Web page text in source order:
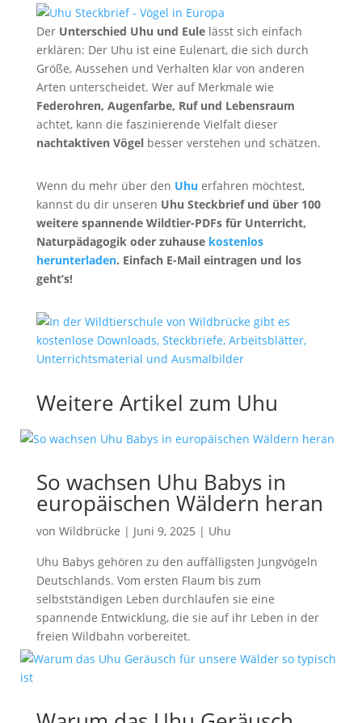
Der Unterschied Uhu und Eulelässt sich einfach
erklären: Der Uhu ist eine Eulenart, die sich durch
Größe, Aussehen und Verhalten klar von anderen
Arten unterscheidet. Wer auf Merkmale wie
Federohren, Augenfarbe, Ruf und Lebensraum
achtet, kann die faszinierende Vielfalt dieser
nachtaktiven Vögelbesser verstehen und schätzen.
Wenn du mehr über den Uhu erfahren möchtest,
kannst du dir unseren Uhu Steckbriefund über 100
weitere spannende Wildtier-PDFs für Unterricht,
Naturpädagogik oder zuhause kostenlos
herunterladen. Einfach E-Mail eintragen und los
geht’s!
Weitere Artikel zum Uhu
So wachsen Uhu Babys in
europäischen Wäldern heran
von Wildbrücke | Juni 9, 2025 | Uhu
Uhu Babys gehören zu den auffälligsten Jungvögeln
Deutschlands. Vom ersten Flaum bis zum
selbstständigen Leben durchlaufen sie eine
spannende Entwicklung, die sie auf ihr Leben in der
freien Wildbahn vorbereitet.